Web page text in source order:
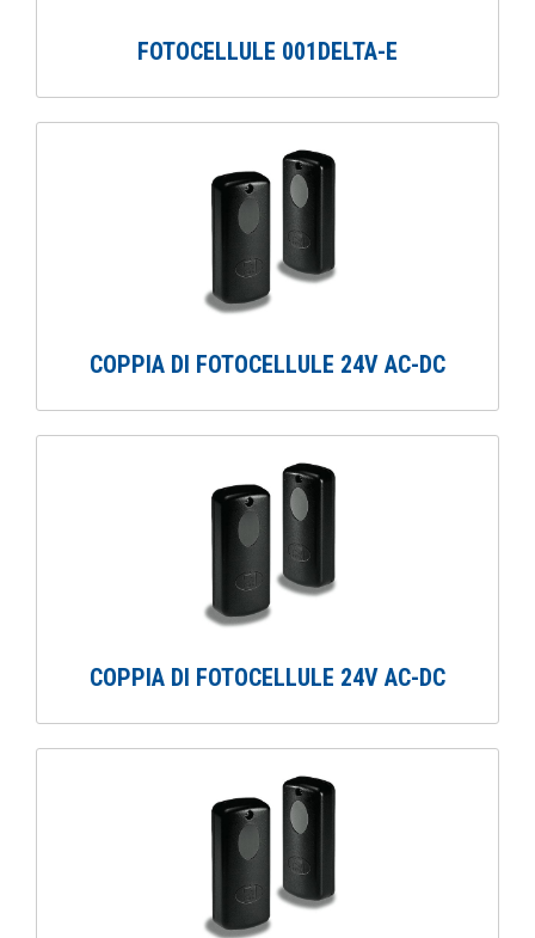
FOTOCELLULE 001DELTA-E
COPPIA DI FOTOCELLULE 24V AC-DC
COPPIA DI FOTOCELLULE 24V AC-DC